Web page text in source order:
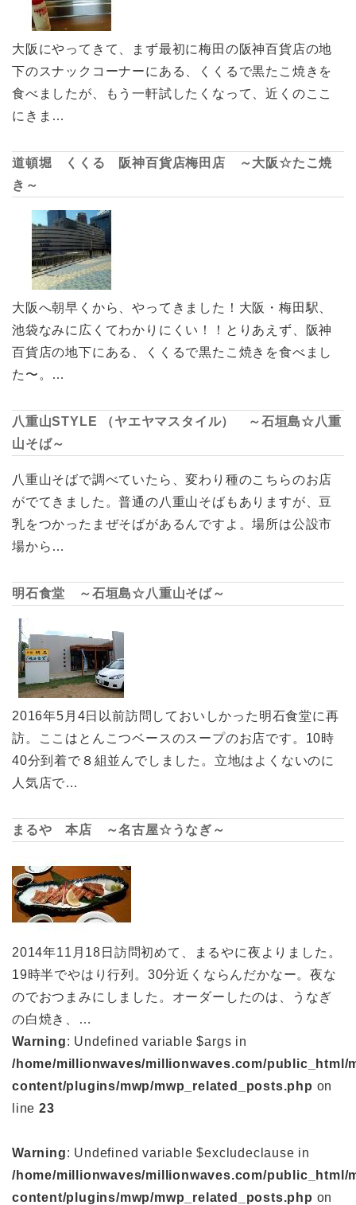
大阪にやってきて、まず最初に梅田の阪神百貨店の地
下のスナックコーナーにある、くくるで黒たこ焼きを
食べましたが、もう一軒試したくなって、近くのここ
にきま…
道頓堀 くくる 阪神百貨店梅田店 ～大阪☆たこ焼
き～
大阪へ朝早くから、やってきました！大阪・梅田駅、
池袋なみに広くてわかりにくい！！とりあえず、阪神
百貨店の地下にある、くくるで黒たこ焼きを食べまし
た〜。…
八重山STYLE （ヤエヤマスタイル） ～石垣島☆八重
山そば～
八重山そばで調べていたら、変わり種のこちらのお店
がでてきました。普通の八重山そばもありますが、豆
乳をつかったまぜそばがあるんですよ。場所は公設市
場から…
明石食堂 ～石垣島☆八重山そば～
2016年5月4日以前訪問しておいしかった明石食堂に再
訪。ここはとんこつベースのスープのお店です。10時
40分到着で８組並んでしました。立地はよくないのに
人気店で…
まるや 本店 ～名古屋☆うなぎ～
2014年11月18日訪問初めて、まるやに夜よりました。
19時半でやはり行列。30分近くならんだかなー。夜な
のでおつまみにしました。オーダーしたのは、うなぎ
の白焼き、…
Warning: Undefined variable $args in
/home/millionwaves/millionwaves.com/public_html/
content/plugins/mwp/mwp_related_posts.php on
line 23
Warning: Undefined variable $excludeclause in
/home/millionwaves/millionwaves.com/public_html/
content/plugins/mwp/mwp_related_posts.php on